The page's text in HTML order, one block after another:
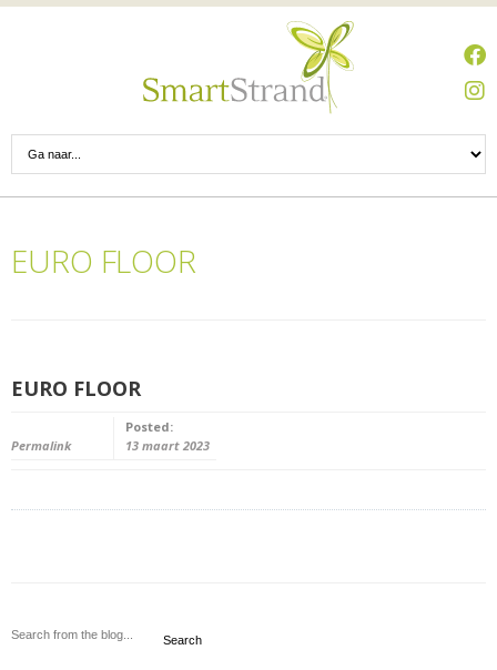
EURO FLOOR
EURO FLOOR
Permalink
Posted:
13 maart 2023
Search